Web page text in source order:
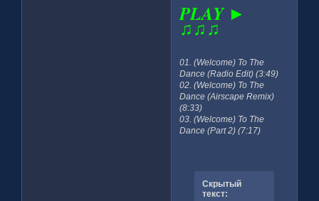
PLAY ►
♫♫♫
01. (Welcome) To The
Dance (Radio Edit) (3:49)
02. (Welcome) To The
Dance (Airscape Remix)
(8:33)
03. (Welcome) To The
Dance (Part 2) (7:17)
Скрытый
текст: